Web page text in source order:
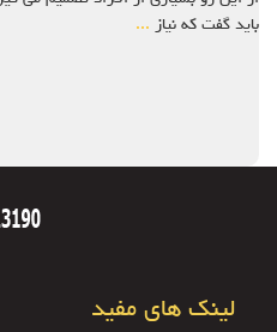
باید گفت که نیاز ...
لینک های مفید